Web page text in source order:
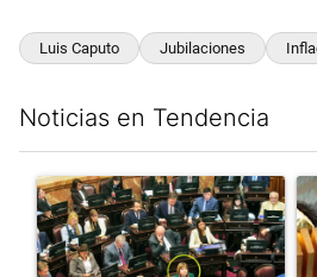
Luis Caputo Jubilaciones
Noticias en Tendencia
Un artículo de tendencia con el